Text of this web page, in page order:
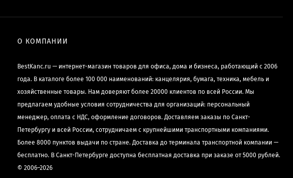
О КОМПАНИИ
BestKanc.ru — интернет-магазин товаров для офиса, дома и бизнеса, работающий с 2006
года. В каталоге более 100 000 наименований: канцелярия, бумага, техника, мебель и
хозяйственные товары. Нам доверяют более 20000 клиентов по всей России. Мы
предлагаем удобные условия сотрудничества для организаций: персональный
менеджер, оплата с НДС, оформление договоров. Доставляем заказы по Санкт-
Петербургу и всей России, сотрудничаем с крупнейшими транспортными компаниями.
Более 8000 пунктов выдачи по стране. Доставка до терминала транспортной компании —
бесплатно. В Санкт-Петербурге доступна бесплатная доставка при заказе от 5000 рублей.
© 2006–2026